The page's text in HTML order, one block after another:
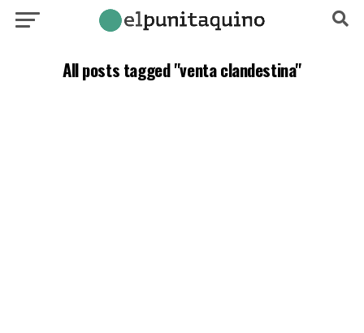
All posts tagged "venta clandestina"